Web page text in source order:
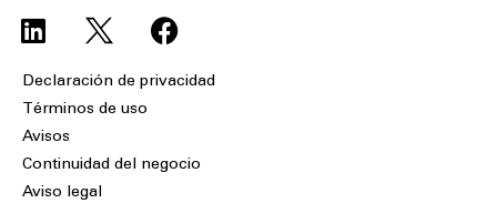
L
i
n
k
e
d
i
F
a
c
o
Declaración de privacidad
Términos de uso
Avisos
Continuidad del negocio
Aviso legal